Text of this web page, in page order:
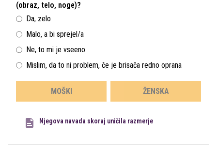
(obraz, telo, noge)?
Da, zelo
Malo, a bi sprejel/a
Ne, to mi je vseeno
Mislim, da to ni problem, če je brisača redno oprana
MOŠKI ŽENSKA
Njegova navada skoraj uničila razmerje